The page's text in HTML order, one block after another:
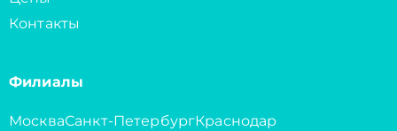
Контакты
Филиалы
МоскваСанкт-ПетербургКраснодар